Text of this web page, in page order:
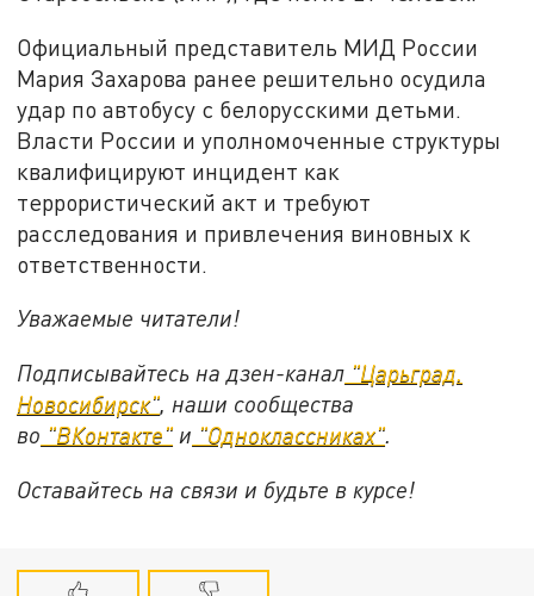
Официальный представитель МИД России
Мария Захарова ранее решительно осудила
удар по автобусу с белорусскими детьми.
Власти России и уполномоченные структуры
квалифицируют инцидент как
террористический акт и требуют
расследования и привлечения виновных к
ответственности.
Уважаемые читатели!
Подписывайтесь на дзен-канал "Царьград.
Новосибирск", наши сообщества
во "ВКонтакте" и "Одноклассниках".
Оставайтесь на связи и будьте в курсе!